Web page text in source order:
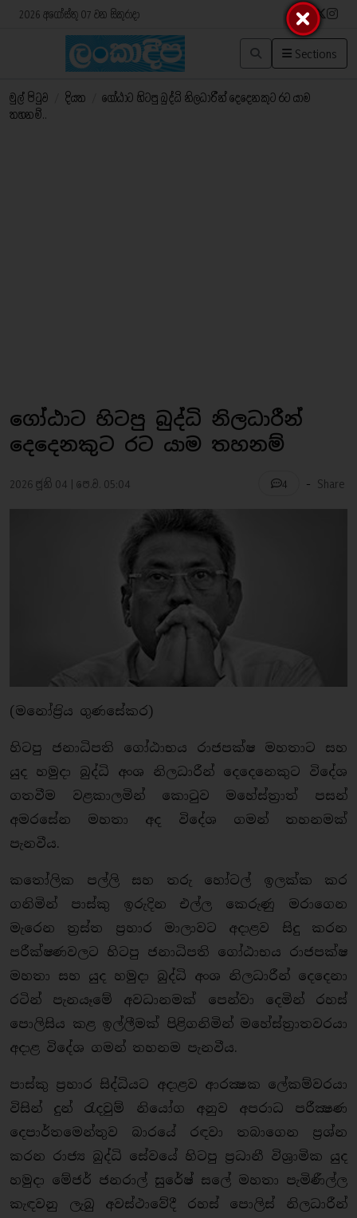
2026 අගෝස්තු 07 වන සිකුරාදා
Sections
මුල් පිටුව දියත
ගෝඨාට හිටපු බුද්ධි නිලධාරීන් දෙදෙනකුට රට යාම
තහනම්..
ගෝඨාට හිටපු බුද්ධි නිලධාරීන්
දෙදෙනකුට රට යාම තහනම්
2026 ජූනි 04 | පෙ.ව. 05:04 4 - Share
(මනෝප‍්‍රිය ගුණසේකර)
හිටපු ජනාධිපති ගෝඨාභය රාජපක්ෂ මහතාට සහ
යුද හමුදා බුද්ධි අංශ නිලධාරීන් දෙදෙනෙකුට විදේශ
ගතවීම වළකාලමින් කොටුව මහේස්ත‍්‍රාත් පසන්
අමරසේන මහතා අද විදේශ ගමන් තහනමක්
පැනවීය.
කතෝලික පල්ලි සහ තරු හෝටල් ඉලක්ක කර
ගනිමින් පාස්කු ඉරුදින එල්ල කෙරුණු මරාගෙන
මැරෙන ත‍්‍රස්ත ප‍්‍රහාර මාලාවට අදාළව සිදු කරන
පරීක්ෂණවලට හිටපු ජනාධිපති ගෝඨාභය රාජපක්ෂ
මහතා සහ යුද හමුදා බුද්ධි අංශ නිලධාරීන් දෙදෙනා
රටින් පැනයෑමේ අවධානමක් පෙන්වා දෙමින් රහස්
පොලිසිය කළ ඉල්ලීමක් පිළිගනිමින් මහේස්ත‍්‍රාතවරයා
අදාළ විදේශ ගමන් තහනම පැනවීය.
පාස්කු ප‍්‍රහාර සිද්ධියට අදාළව ආරක්‍ෂක ලේකම්වරයා
විසින් දුන් රැදවුම් නියෝග අනුව අපරාධ පරීක්‍ෂණ
දෙපාර්තමෙන්තුව බාරයේ රඳවා තබාගෙන ප‍්‍රශ්න
කරන රාජ්‍ය බුද්ධි සේවයේ හිටපු ප‍්‍රධානී විශ‍්‍රාමික යුද
හමුදා මේජර් ජනරාල් සුරේෂ් සලේ මහතා පැමිණීල්ල
කැඳවනු ලැබු අවස්ථාවේදී රහස් පොලිස් නිලධාරීන්